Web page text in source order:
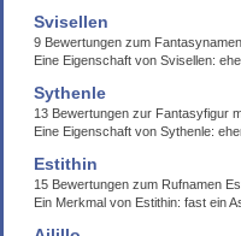
Svisellen
9 Bewertungen zum
Eine Eigenschaft von Svisellen:
Sythenle
13 Bewertungen zur Fantasyfigur
Eine Eigenschaft von Sythenle:
Estithin
15 Bewertungen zum Rufnamen
Ein Merkmal von Estithin: fast ein